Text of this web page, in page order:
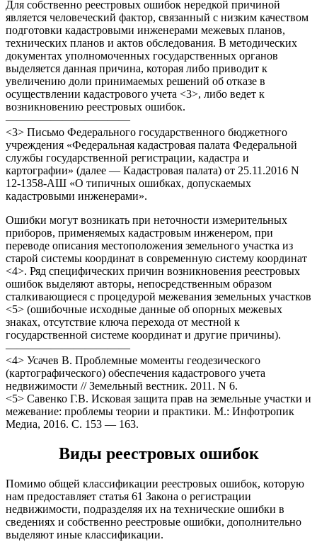
Для собственно реестровых ошибок нередкой причиной
является человеческий фактор, связанный с низким качеством
подготовки кадастровыми инженерами межевых планов,
технических планов и актов обследования. В методических
документах уполномоченных государственных органов
выделяется данная причина, которая либо приводит к
увеличению доли принимаемых решений об отказе в
осуществлении кадастрового учета <3>, либо ведет к
возникновению реестровых ошибок.
———————————
<3> Письмо Федерального государственного бюджетного
учреждения «Федеральная кадастровая палата Федеральной
службы государственной регистрации, кадастра и
картографии» (далее — Кадастровая палата) от 25.11.2016 N
12-1358-АШ «О типичных ошибках, допускаемых
кадастровыми инженерами».
Ошибки могут возникать при неточности измерительных
приборов, применяемых кадастровым инженером, при
переводе описания местоположения земельного участка из
старой системы координат в современную систему координат
<4>. Ряд специфических причин возникновения реестровых
ошибок выделяют авторы, непосредственным образом
сталкивающиеся с процедурой межевания земельных участков
<5> (ошибочные исходные данные об опорных межевых
знаках, отсутствие ключа перехода от местной к
государственной системе координат и другие причины).
———————————
<4> Усачев В. Проблемные моменты геодезического
(картографического) обеспечения кадастрового учета
недвижимости // Земельный вестник. 2011. N 6.
<5> Савенко Г.В. Исковая защита прав на земельные участки и
межевание: проблемы теории и практики. М.: Инфотропик
Медиа, 2016. С. 153 — 163.
Виды реестровых ошибок
Помимо общей классификации реестровых ошибок, которую
нам предоставляет статья 61 Закона о регистрации
недвижимости, подразделяя их на технические ошибки в
сведениях и собственно реестровые ошибки, дополнительно
выделяют иные классификации.